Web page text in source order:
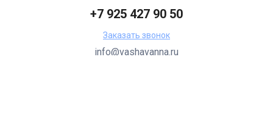
+7 925 427 90 50
Заказать звонок
info@vashavanna.ru